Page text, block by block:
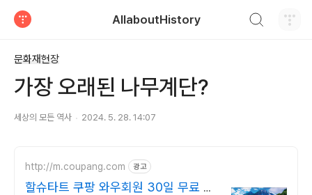
AllaboutHistory
문화재현장
가장 오래된 나무계단?
세상의 모든 역사 2024. 5. 28. 14:07
http://m.coupang.com 광고
할슈타트 쿠팡 와우회원 30일 무료 반